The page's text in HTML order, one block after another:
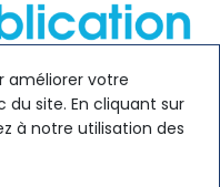
améliorer votre
site. En cliquant sur
à notre utilisation des
de catalogue
publication e-
conçue pour
en ligne, dynamiser